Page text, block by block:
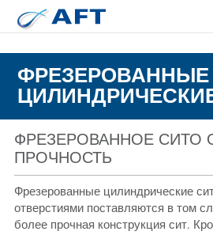
ФРЕЗЕРОВАННЫЕ
ФРЕЗЕРОВАННОЕ СИТО
ПРОЧНОСТЬ
Фрезерованные цилиндрические
отверстиями поставляются в том
более прочная конструкция сит.